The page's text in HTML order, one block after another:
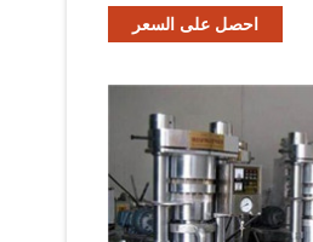
المنتج
احصل على السعر